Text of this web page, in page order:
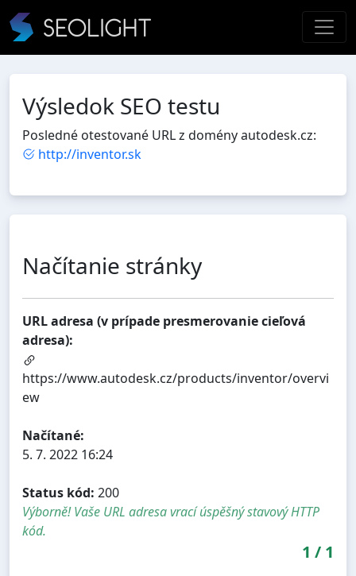
Výsledok SEO testu
Posledné otestované URL z domény autodesk.cz:
http://inventor.sk
Načítanie stránky
URL adresa (v prípade presmerovanie cieľová
adresa):
https://www.autodesk.cz/products/inventor/overvi
ew
Načítané:
5. 7. 2022 16:24
Status kód: 200
Výborně! Vaše URL adresa vrací úspěšný stavový HTTP
kód.
1 / 1